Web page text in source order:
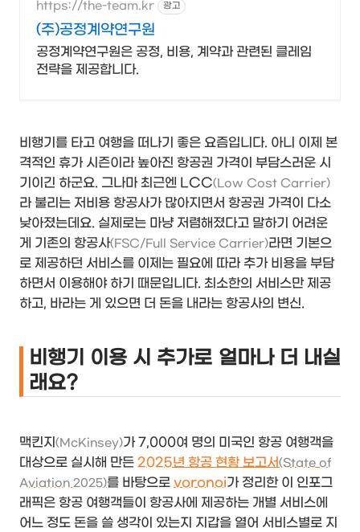
https://the-team.kr 광고
(주)공정계약연구원
공정계약연구원은 공정, 비용, 계약과 관련된 클레임
전략을 제공합니다.
비행기를 타고 여행을 떠나기 좋은 요즘입니다. 아니 이제 본
격적인 휴가 시즌이라 높아진 항공권 가격이 부담스러운 시
기이긴 하군요. 그나마 최근엔 LCC(Low Cost Carrier)
라 불리는 저비용 항공사가 많아지면서 항공권 가격이 다소
낮아졌는데요. 실제로는 마냥 저렴해졌다고 말하기 어려운
게 기존의 항공사(FSC/Full Service Carrier)라면 기본으
로 제공하던 서비스를 이제는 필요에 따라 추가 비용을 부담
하면서 이용해야 하기 때문입니다. 최소한의 서비스만 제공
하고, 바라는 게 있으면 더 돈을 내라는 항공사의 변신.
비행기 이용 시 추가로 얼마나 더 내실
래요?
맥킨지 (McKinsey)가 7,000여 명의 미국인 항공 여행객을
대상으로 실시해 만든 2025년 항공 현황 보고서(State of
Aviation 2025)를 바탕으로 voronoi가 정리한 이 인포그
래픽은 항공 여행객들이 항공사에 제공하는 개별 서비스에
어느 정도 돈을 쓸 생각이 있는지 지갑을 열어 서비스별로 지